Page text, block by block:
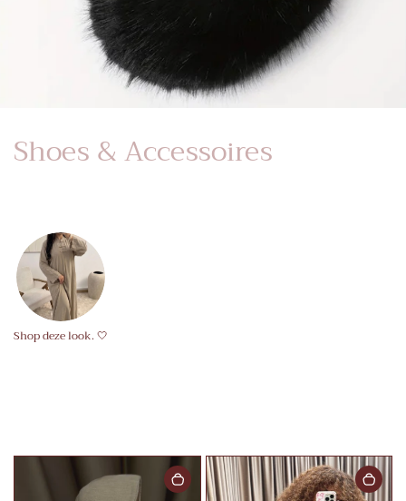
Shoes & Accessoires
Shop deze look. 🤍